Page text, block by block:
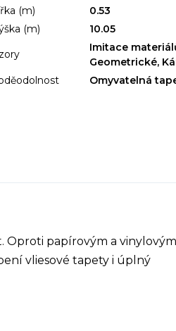
(m)
0.53
(m)
10.05
Imitace
Geometrické,
Omyvatelná
Oproti papírovým a vinylovým
vliesové tapety i úplný